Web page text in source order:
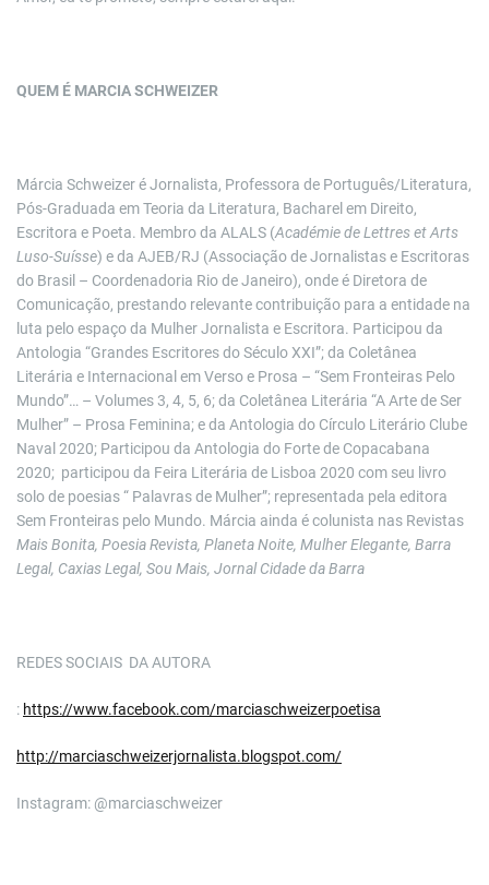
QUEM É MARCIA SCHWEIZER
Márcia Schweizer é Jornalista, Professora de Português/Literatura,
Pós-Graduada em Teoria da Literatura, Bacharel em Direito,
Escritora e Poeta. Membro da ALALS (Académie de Lettres et Arts
Luso-Suísse) e da AJEB/RJ (Associação de Jornalistas e Escritoras
do Brasil – Coordenadoria Rio de Janeiro), onde é Diretora de
Comunicação, prestando relevante contribuição para a entidade na
luta pelo espaço da Mulher Jornalista e Escritora. Participou da
Antologia “Grandes Escritores do Século XXI”; da Coletânea
Literária e Internacional em Verso e Prosa – “Sem Fronteiras Pelo
Mundo”… – Volumes 3, 4, 5, 6; da Coletânea Literária “A Arte de Ser
Mulher” – Prosa Feminina; e da Antologia do Círculo Literário Clube
Naval 2020; Participou da Antologia do Forte de Copacabana
2020; participou da Feira Literária de Lisboa 2020 com seu livro
solo de poesias “ Palavras de Mulher”; representada pela editora
Sem Fronteiras pelo Mundo. Márcia ainda é colunista nas Revistas
Mais Bonita, Poesia Revista, Planeta Noite, Mulher Elegante, Barra
Legal, Caxias Legal, Sou Mais, Jornal Cidade da Barra
REDES SOCIAIS DA AUTORA
: https://www.facebook.com/marciaschweizerpoetisa
http://marciaschweizerjornalista.blogspot.com/
Instagram: @marciaschweizer